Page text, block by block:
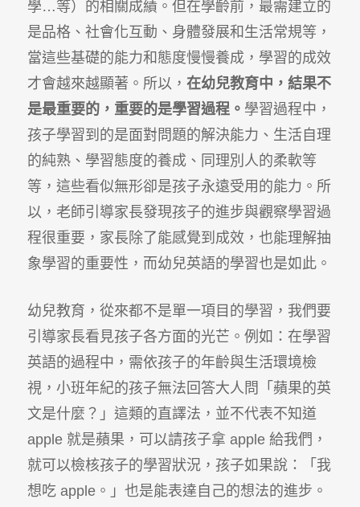
學…等）的相關成績。但在學齡前，最需建立的
是品格、社會化互動、身體發展和生活常規等，
當這些基礎的能力和態度慢慢養成，學習的成效
才會越來越顯著。所以， 在幼兒教育中，結果不
是最重要的，重要的是學習過程。 學習過程中，
孩子學習到的是面對問題的解決能力、生活自理
的純熟、學習態度的養成、同理別人的柔軟等
等，這些看似無形卻是孩子永遠受用的能力。所
以，老師引導家長發現孩子的進步與觀察學習過
程很重要，家長除了能感覺到成效，也能理解抽
象學習的重要性，而幼兒英語的學習也是如此。
幼兒教育，從來都不是單一項目的學習，我們要
引導家長看見孩子各方面的光芒。例如：在學習
英語的過程中，需依孩子的年齡與生活環境檢
視，小班年紀的孩子無法回答大人問「蘋果的英
文是什麼？」這類的直譯法，並不代表不知道
apple 就是蘋果，可以請孩子拿 apple 給我們，
就可以檢核孩子的學習狀況，孩子如果說：「我
想吃 apple。」也是能表達自己的想法的進步。